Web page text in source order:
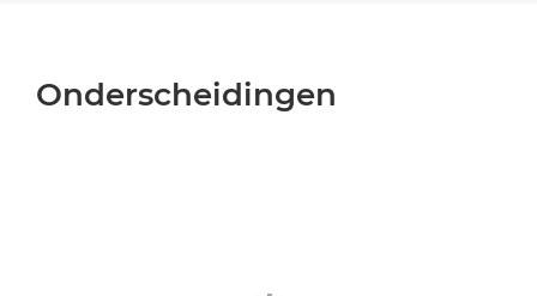
Onderscheidingen